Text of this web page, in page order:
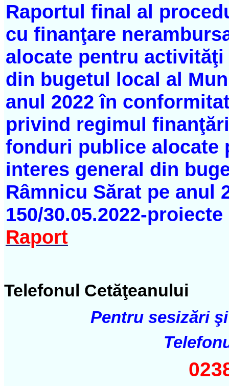
Raportul final al
cu finanţare
alocate pentru
din bugetul local al
anul 2022 în
privind regimul
fonduri publice
interes general din
Râmnicu Sărat pe anul
150/30.05.2022-
Raport
Telefonul Cetăţeanului
Pentru sesizări